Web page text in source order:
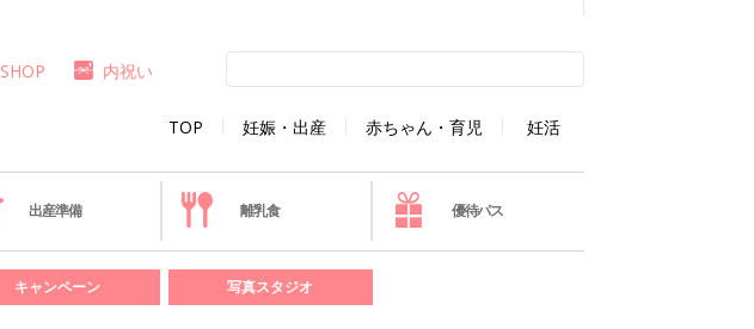
TOP 妊娠・出産 赤ちゃん・育児 妊活
SHOP 内祝い
出産準備 離乳食 優待パス
キャンペーン 写真スタジオ